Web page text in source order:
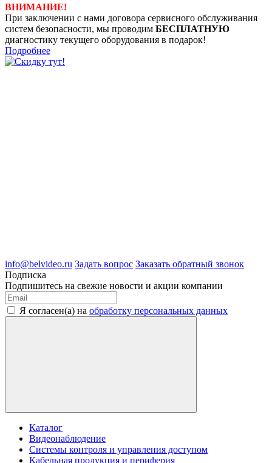
ВНИМАНИЕ!
При заключении с нами договора сервисного обслуживания
систем безопасности, мы проводим БЕСПЛАТНУЮ
диагностику текущего оборудования в подарок!
Подробнее
info@belvideo.ru Задать вопрос Заказать обратный звонок
Подписка
Подпишитесь на свежие новости и акции компании
Я согласен(а) на обработку персональных данных
Каталог
Видеонаблюдение
Системы контроля и управления доступом
Кабельная продукция и периферия